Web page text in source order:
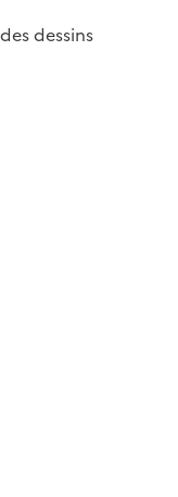
dessins